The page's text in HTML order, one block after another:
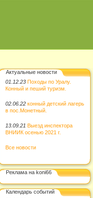
Актуальные новости
01.12.23 Походы по Уралу.
Конный и пеший туризм.
02.06.22 конный детский лагерь
в пос.Монетный.
13.09.21 Выезд инспектора
ВНИИК осенью 2021 г.
Все новости
Реклама на koni66
Календарь событий